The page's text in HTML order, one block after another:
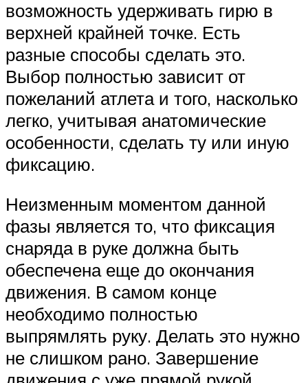
возможность удерживать гирю в
верхней крайней точке. Есть
разные способы сделать это.
Выбор полностью зависит от
пожеланий атлета и того, насколько
легко, учитывая анатомические
особенности, сделать ту или иную
фиксацию.
Неизменным моментом данной
фазы является то, что фиксация
снаряда в руке должна быть
обеспечена еще до окончания
движения. В самом конце
необходимо полностью
выпрямлять руку. Делать это нужно
не слишком рано. Завершение